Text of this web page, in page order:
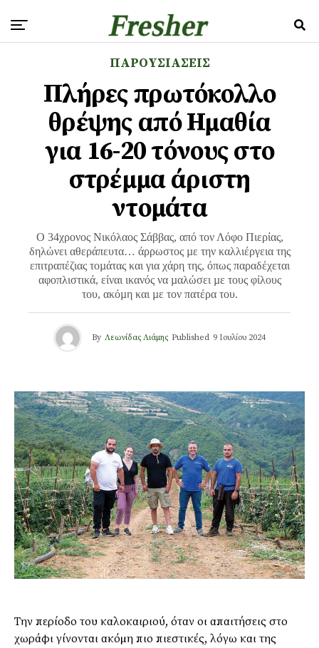
ΠΑΡΟΥΣΙΑΣΕΙΣ
Πλήρες πρωτόκολλο
θρέψης από Ημαθία
για 16-20 τόνους στο
στρέμμα άριστη
ντομάτα
Ο 34χρονος Νικόλαος Σάββας, από τον Λόφο Πιερίας,
δηλώνει αθεράπευτα… άρρωστος µε την καλλιέργεια της
επιτραπέζιας τοµάτας και για χάρη της, όπως παραδέχεται
αφοπλιστικά, είναι ικανός να µαλώσει µε τους φίλους
του, ακόµη και µε τον πατέρα του.
By Λεωνίδας Λιάμης Published 9 Ιουλίου 2024
Την περίοδο του καλοκαιριού, όταν οι απαιτήσεις στο
χωράφι γίνονται ακόµη πιο πιεστικές, λόγω και της